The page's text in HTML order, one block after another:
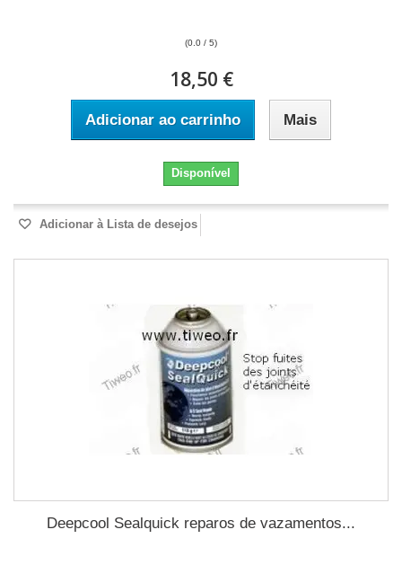
(0.0 / 5)
18,50 €
Adicionar ao carrinho Mais
Disponível
Adicionar à Lista de desejos
Deepcool Sealquick reparos de vazamentos...